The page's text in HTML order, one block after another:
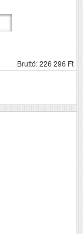
Bruttó: 226 296 Ft